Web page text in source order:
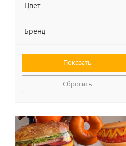
Цвет
Бренд
Сбросить